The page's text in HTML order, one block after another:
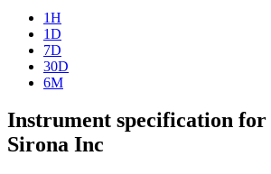
1H
1D
7D
30D
6M
Instrument specification for
Sirona Inc